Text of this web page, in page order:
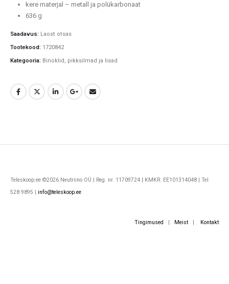
kere materjal – metall ja polükarbonaat
636 g
Saadavus: Laost otsas
Tootekood: 1720842
Kategooria: Binoklid, pikksilmad ja lisad
Teleskoop.ee ©2026 Neutriino OÜ | Reg. nr. 11709724 | KMKR: EE101314048 | Tel
528 9895 | info@teleskoop.ee
Tingimused | Meist | Kontakt